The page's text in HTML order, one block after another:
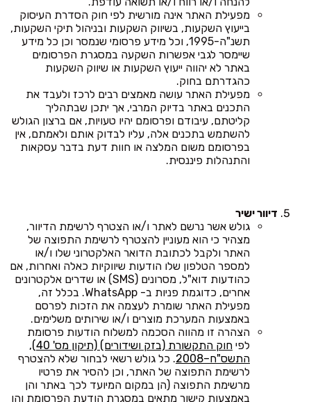
מפעילת האתר אינה מורשית לפי חוק הסדרת העיסוק
בייעוץ השקעות, בשיווק השקעות ובניהול תיקי השקעות,
תשנ"ה-1995, וכל מידע פרסומי שנמסר וכן כל מידע
שיימסר לגבי אפשרות השקעה במסגרת הפרסומים
באתר לא יהווה ייעוץ השקעות או שיווק השקעות
כהגדרתם בחוק.
מפעילת האתר עושה מאמצים רבים לרכז ולעבד את
התכנים באתר בדיוק המרבי, אך יתכן שבתהליך
קליטתם, עיבודם ופרסומם יהיו טעויות, אם ברצון הגולש
להשתמש בתכנים אלה, עליו לבדוק אותם ולאמתם, אין
בפרסומם משום המלצה או חוות דעת בדבר עסקאות
והתנהלות פיננסית.
דיוור ישיר
גולש אשר נרשם לאתר ו/או הצטרף לרשימת הדיוור,
מצהיר כי הוא מעוניין להצטרף לרשימת התפוצה של
האתר ולקבל לכתובת הדואר האלקטרוני שלו ו/או
למספר הטלפון שלו הודעות שיווקיות כאלה ואחרות, אם
כהודעות דוא"ל, מסרונים (SMS) או שדרים אלקטרונים
אחרים, כדוגמת פניות ב- WhatsApp. בכלל זה,
מפעילת האתר שומרת לעצמה את הזכות לפרסם
באמצעות המערכת מוצרים ו/או שירותים משלימים.
הצהרה זו מהווה הסכמה למשלוח הודעות פרסומת
לפי
חוק התקשורת (בזק ושידורים) (תיקון מס' 40),
התשס"ח–2008
. כל גולש רשאי לבחור שלא להצטרף
לרשימת התפוצה של האתר, וכן להסיר את פרטיו
מרשימת התפוצה (הן במקום המיועד לכך באתר והן
באמצעות קישור מתאים במסגרת הודעת הפרסומת והן